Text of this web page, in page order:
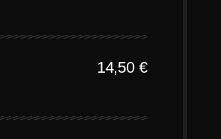
14,50 €